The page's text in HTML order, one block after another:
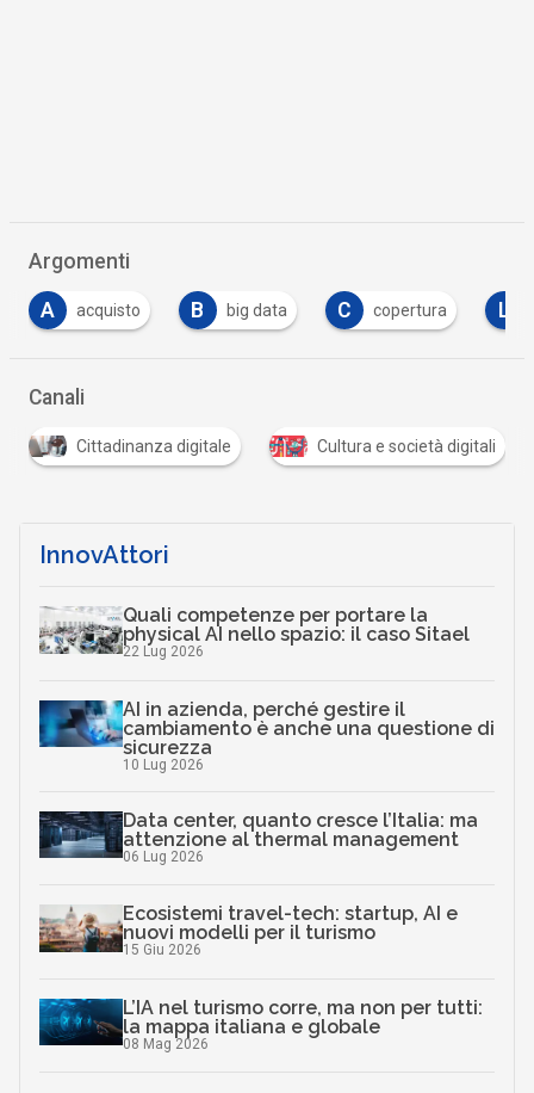
Argomenti
A acquisto B big data C copertura L
Canali
Cittadinanza digitale Cultura e società digitali
InnovAttori
Quali competenze per portare la
physical AI nello spazio: il caso Sitael
22 Lug 2026
AI in azienda, perché gestire il
cambiamento è anche una questione di
sicurezza
10 Lug 2026
Data center, quanto cresce l’Italia: ma
attenzione al thermal management
06 Lug 2026
Ecosistemi travel-tech: startup, AI e
nuovi modelli per il turismo
15 Giu 2026
L’IA nel turismo corre, ma non per tutti:
la mappa italiana e globale
08 Mag 2026